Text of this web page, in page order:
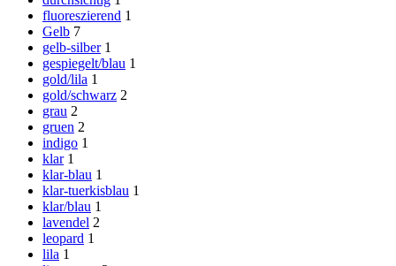
fluoreszierend 1
Gelb 7
gelb-silber 1
gespiegelt/blau 1
gold/lila 1
gold/schwarz 2
grau 2
gruen 2
indigo 1
klar 1
klar-blau 1
klar-tuerkisblau 1
klar/blau 1
lavendel 2
leopard 1
lila 1